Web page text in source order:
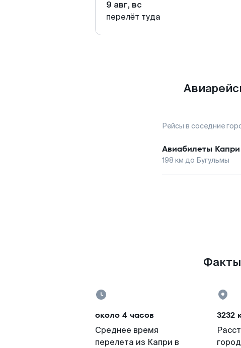
9 авг, вс
перелёт туда
Рейсы в соседние
Авиабилеты Капри
198 км до Бугульмы
Факты
около 4 часов
Среднее время
перелета из Капри в
3232